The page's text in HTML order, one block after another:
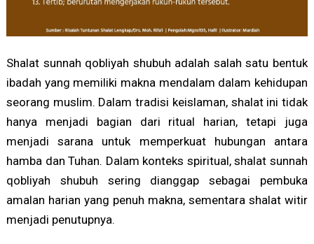
Shalat sunnah qobliyah shubuh adalah salah satu bentuk
ibadah yang memiliki makna mendalam dalam kehidupan
seorang muslim. Dalam tradisi keislaman, shalat ini tidak
hanya menjadi bagian dari ritual harian, tetapi juga
menjadi sarana untuk memperkuat hubungan antara
hamba dan Tuhan. Dalam konteks spiritual, shalat sunnah
qobliyah shubuh sering dianggap sebagai pembuka
amalan harian yang penuh makna, sementara shalat witir
menjadi penutupnya.